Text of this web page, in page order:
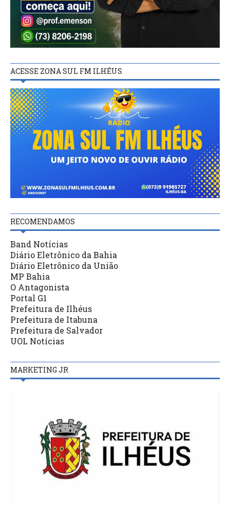
ACESSE ZONA SUL FM ILHÉUS
RECOMENDAMOS
Band Notícias
Diário Eletrônico da Bahia
Diário Eletrônico da União
MP Bahia
O Antagonista
Portal G1
Prefeitura de Ilhéus
Prefeitura de Itabuna
Prefeitura de Salvador
UOL Notícias
MARKETING JR